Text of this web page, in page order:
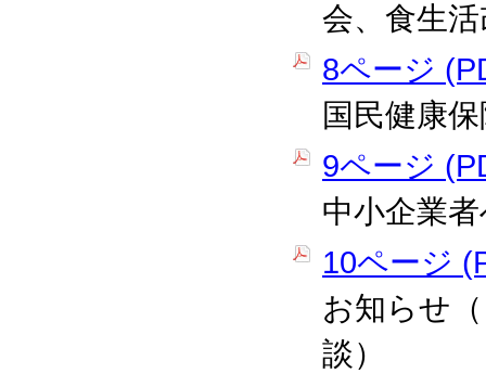
会、食生
8ページ
国民健康
9ページ
中小企業
10ページ
お知らせ
談）